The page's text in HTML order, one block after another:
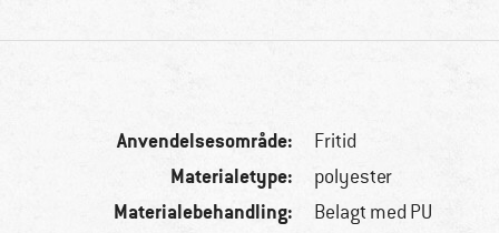
Anvendelsesområde: Fritid
Materialetype: polyester
Materialebehandling: Belagt med PU